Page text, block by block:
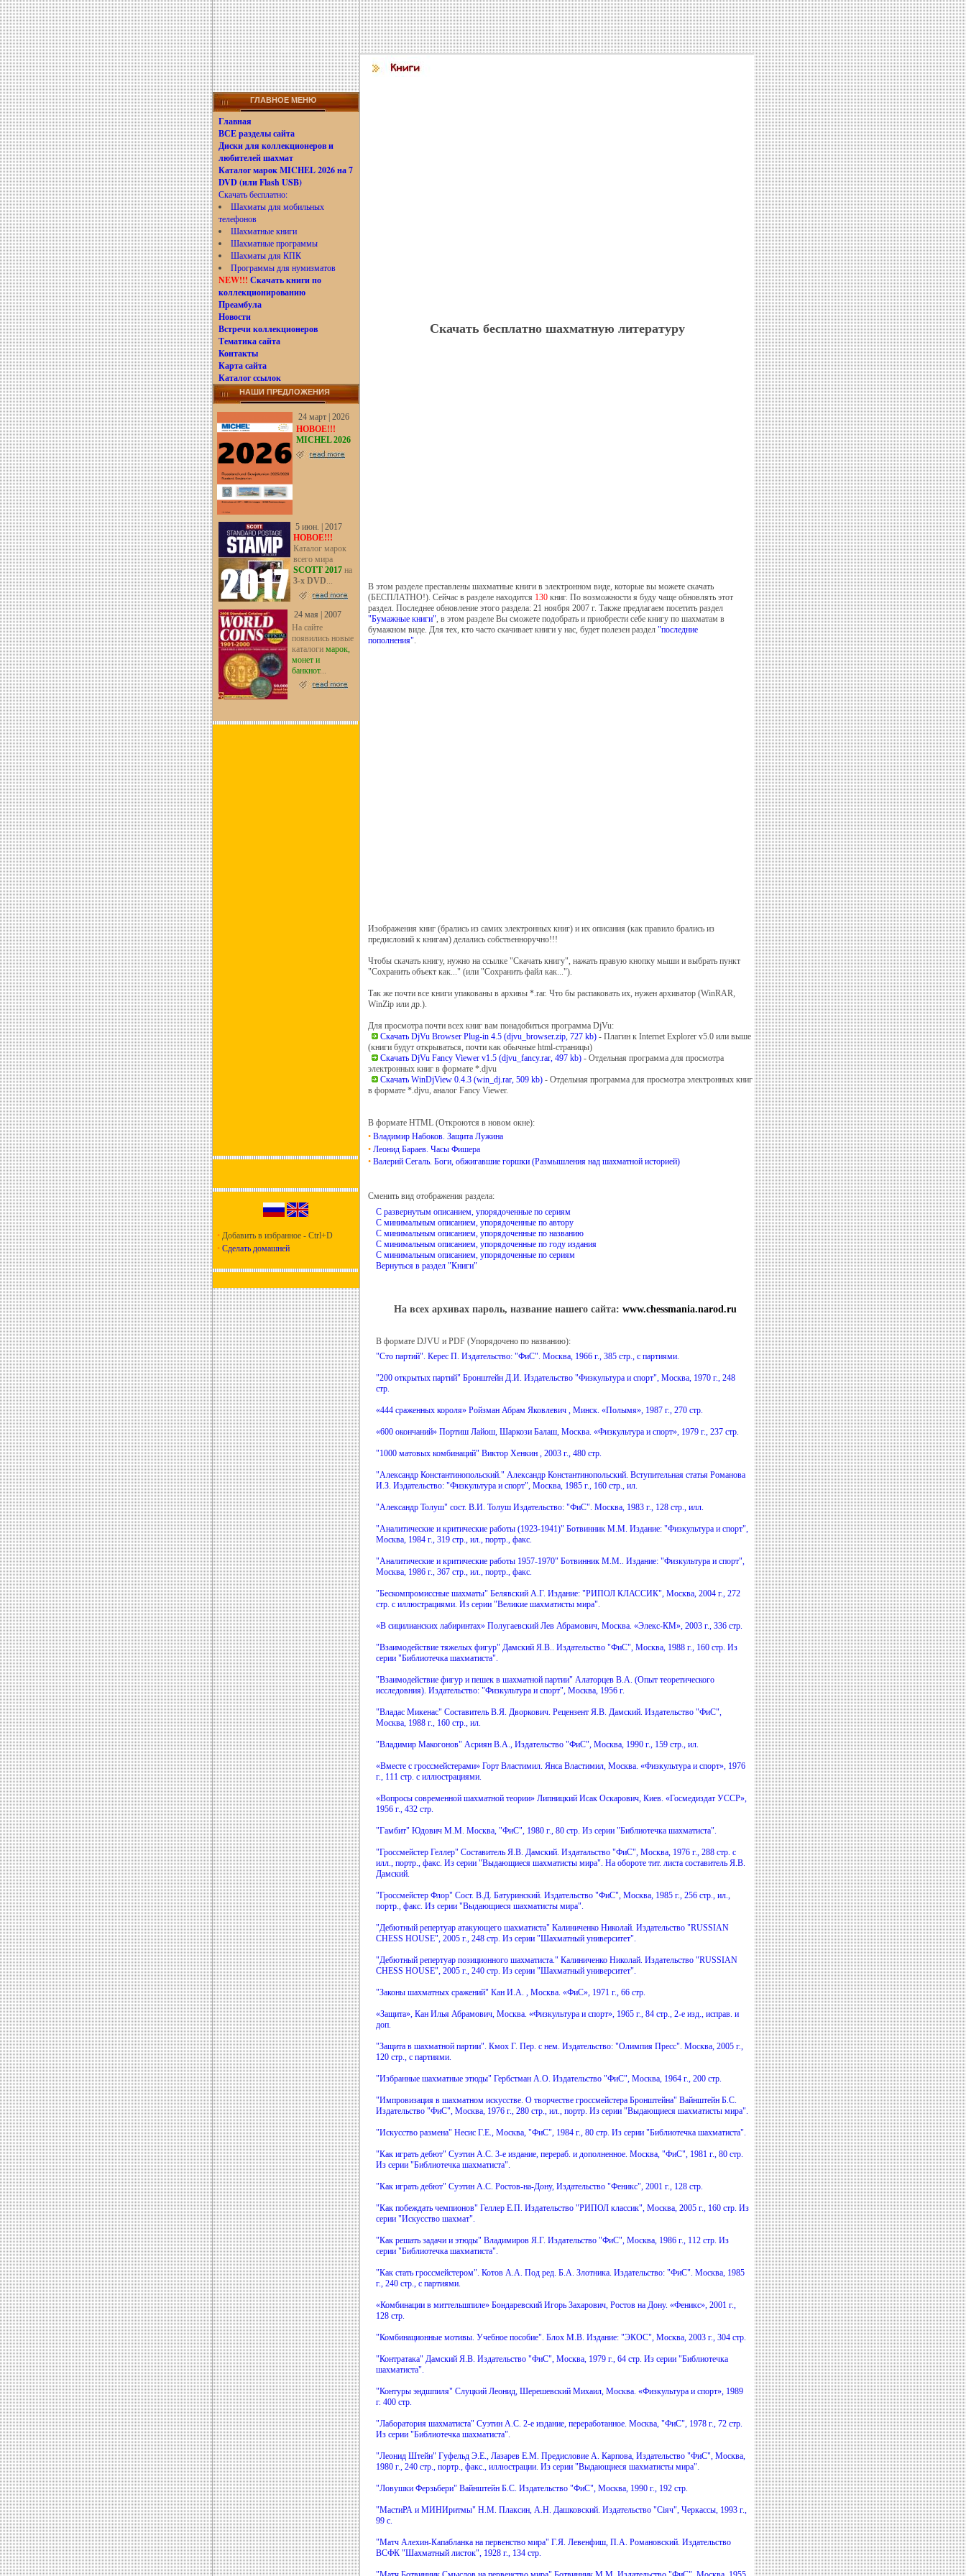
ГЛАВНОЕ МЕНЮ
Главная
ВСЕ разделы сайта
Диски для коллекционеров и
любителей шахмат
Каталог марок MICHEL 2026 на 7
DVD (или Flash USB)
Скачать бесплатно:
Шахматы для мобильных
телефонов
Шахматные книги
Шахматные программы
Шахматы для КПК
Программы для нумизматов
NEW!!! Скачать книги по
коллекционированию
Преамбула
Новости
Встречи коллекционеров
Тематика сайта
Контакты
Карта сайта
Каталог ссылок
НАШИ ПРЕДЛОЖЕНИЯ
24 март | 2026
НОВОЕ!!!
MICHEL 2026
5 июн. | 2017
НОВОЕ!!!
Каталог марок
всего мира
SCOTT 2017на
3-х DVD...
24 мая | 2007
На сайте
появились новые
каталогимарок,
монет и
банкнот...
• Добавить в избранное - Ctrl+D
• Сделать домашней
Скачать бесплатно шахматную литературу
В этом разделе преставлены шахматные книги в электронном виде, которые вы можете скачать
(БЕСПЛАТНО!). Сейчас в разделе находится 130 книг. По возможности я буду чаще обновлять этот
раздел. Последнее обновление этого раздела: 21 ноября 2007 г. Также предлагаем посетить раздел
"Бумажные книги", в этом разделе Вы сможете подобрать и приобрести себе книгу по шахматам в
бумажном виде. Для тех, кто часто скачивает книги у нас, будет полезен раздел"последние
пополнения".
Изображения книг (брались из самих электронных книг) и их описания (как правило брались из
предисловий к книгам) делались собственноручно!!!
Чтобы скачать книгу, нужно на ссылке "Скачать книгу", нажать правую кнопку мыши и выбрать пункт
"Сохранить объект как..." (или "Сохранить файл как...").
Так же почти все книги упакованы в архивы *.rar. Что бы распаковать их, нужен архиватор (WinRAR,
WinZip или др.).
Для просмотра почти всех книг вам понадобиться программа DjVu:
Скачать DjVu Browser Plug-in 4.5 (djvu_browser.zip, 727 kb) - Плагин к Internet Explorer v5.0 или выше
(книги будут открываться, почти как обычные html-страницы)
Скачать DjVu Fancy Viewer v1.5 (djvu_fancy.rar, 497 kb) - Отдельная программа для просмотра
электронных книг в формате *.djvu
Скачать WinDjView 0.4.3 (win_dj.rar, 509 kb) - Отдельная программа для просмотра электронных книг
в формате *.djvu, аналог Fancy Viewer.
В формате HTML (Откроются в новом окне):
• Владимир Набоков. Защита Лужина
• Леонид Бараев. Часы Фишера
• Валерий Сегаль. Боги, обжигавшие горшки (Размышления над шахматной историей)
Сменить вид отображения раздела:
С развернутым описанием, упорядоченные по сериям
С минимальным описанием, упорядоченные по автору
С минимальным описанием, упорядоченные по названию
С минимальным описанием, упорядоченные по году издания
С минимальным описанием, упорядоченные по сериям
Вернуться в раздел "Книги"
На всех архивах пароль, название нашего сайта: www.chessmania.narod.ru
В формате DJVU и PDF (Упорядочено по названию):
"Сто партий". Керес П. Издательство: "ФиС". Москва, 1966 г., 385 стр., с партиями.
"200 открытых партий" Бронштейн Д.И. Издательство "Физкультура и спорт", Москва, 1970 г., 248
стр.
«444 сраженных короля» Ройзман Абрам Яковлевич , Минск. «Полымя», 1987 г., 270 стр.
«600 окончаний» Портиш Лайош, Шаркози Балаш, Москва. «Физкультура и спорт», 1979 г., 237 стр.
"1000 матовых комбинаций" Виктор Хенкин , 2003 г., 480 стр.
"Александр Константинопольский." Александр Константинопольский. Вступительная статья Романова
И.З. Издательство: "Физкультура и спорт", Москва, 1985 г., 160 стр., ил.
"Александр Толуш" сост. В.И. Толуш Издательство: "ФиС". Москва, 1983 г., 128 стр., илл.
"Аналитические и критические работы (1923-1941)" Ботвинник М.М. Издание: "Физкультура и спорт",
Москва, 1984 г., 319 стр., ил., портр., факс.
"Аналитические и критические работы 1957-1970" Ботвинник М.М.. Издание: "Физкультура и спорт",
Москва, 1986 г., 367 стр., ил., портр., факс.
"Бескомпромиссные шахматы" Белявский А.Г. Издание: "РИПОЛ КЛАССИК", Москва, 2004 г., 272
стр. с иллюстрациями. Из серии "Великие шахматисты мира".
«В сицилианских лабиринтах» Полугаевский Лев Абрамович, Москва. «Элекс-КМ», 2003 г., 336 стр.
"Взаимодействие тяжелых фигур" Дамский Я.В.. Издательство "ФиС", Москва, 1988 г., 160 стр. Из
серии "Библиотечка шахматиста".
"Взаимодействие фигур и пешек в шахматной партии" Алаторцев В.А. (Опыт теоретического
исследовния). Издательство: "Физкультура и спорт", Москва, 1956 г.
"Владас Микенас" Составитель В.Я. Дворкович. Рецензент Я.В. Дамский. Издательство "ФиС",
Москва, 1988 г., 160 стр., ил.
"Владимир Макогонов" Асриян В.А., Издательство "ФиС", Москва, 1990 г., 159 стр., ил.
«Вместе с гроссмейстерами» Горт Властимил. Янса Властимил, Москва. «Физкультура и спорт», 1976
г., 111 стр. с иллюстрациями.
«Вопросы современной шахматной теории» Липницкий Исак Оскарович, Киев. «Госмедиздат УССР»,
1956 г., 432 стр.
"Гамбит" Юдович М.М. Москва, "ФиС", 1980 г., 80 стр. Из серии "Библиотечка шахматиста".
"Гроссмейстер Геллер" Составитель Я.В. Дамский. Издатальство "ФиС", Москва, 1976 г., 288 стр. с
илл., портр., факс. Из серии "Выдающиеся шахматисты мира". На обороте тит. листа составитель Я.В.
Дамский.
"Гроссмейстер Флор" Сост. В.Д. Батуринский. Издательство "ФиС", Москва, 1985 г., 256 стр., ил.,
портр., факс. Из серии "Выдающиеся шахматисты мира".
"Дебютный репертуар атакующего шахматиста" Калиниченко Николай. Издательство "RUSSIAN
CHESS HOUSE", 2005 г., 248 стр. Из серии "Шахматный университет".
"Дебютный репертуар позиционного шахматиста." Калиниченко Николай. Издательство "RUSSIAN
CHESS HOUSE", 2005 г., 240 стр. Из серии "Шахматный университет".
"Законы шахматных сражений" Кан И.А. , Москва. «ФиС», 1971 г., 66 стр.
«Защита», Кан Илья Абрамович, Москва. «Физкультура и спорт», 1965 г., 84 стр., 2-е изд., исправ. и
доп.
"Защита в шахматной партии". Кмох Г. Пер. с нем. Издательство: "Олимпия Пресс". Москва, 2005 г.,
120 стр., с партиями.
"Избранные шахматные этюды" Гербстман А.О. Издательство "ФиС", Москва, 1964 г., 200 стр.
"Импровизация в шахматном искусстве. О творчестве гроссмейстера Бронштейна" Вайнштейн Б.С.
Издательство "ФиС", Москва, 1976 г., 280 стр., ил., портр. Из серии "Выдающиеся шахматисты мира".
"Искусство размена" Несис Г.Е., Москва, "ФиС", 1984 г., 80 стр. Из серии "Библиотечка шахматиста".
"Как играть дебют" Суэтин А.С. 3-е издание, перераб. и дополненное. Москва, "ФиС", 1981 г., 80 стр.
Из серии "Библиотечка шахматиста".
"Как играть дебют" Суэтин А.С. Ростов-на-Дону, Издательство "Феникс", 2001 г., 128 стр.
"Как побеждать чемпионов" Геллер Е.П. Издательство "РИПОЛ классик", Москва, 2005 г., 160 стр. Из
серии "Искусство шахмат".
"Как решать задачи и этюды" Владимиров Я.Г. Издательство "ФиС", Москва, 1986 г., 112 стр. Из
серии "Библиотечка шахматиста".
"Как стать гроссмейстером". Котов А.А. Под ред. Б.А. Злотника. Издательство: "ФиС". Москва, 1985
г., 240 стр., с партиями.
«Комбинации в миттельшпиле» Бондаревский Игорь 3ахарович, Ростов на Дону. «Феникс», 2001 г.,
128 стр.
"Комбинационные мотивы. Учебное пособие". Блох М.В. Издание: "ЭКОС", Москва, 2003 г., 304 стр.
"Контратака" Дамский Я.В. Издательство "ФиС", Москва, 1979 г., 64 стр. Из серии "Библиотечка
шахматиста".
"Контуры эндшпиля" Слуцкий Леонид, Шерешевский Михаил, Москва. «Физкультура и спорт», 1989
г. 400 стр.
"Лаборатория шахматиста" Суэтин А.С. 2-е издание, переработанное. Москва, "ФиС", 1978 г., 72 стр.
Из серии "Библиотечка шахматиста".
"Леонид Штейн" Гуфельд Э.Е., Лазарев Е.М. Предисловие А. Карпова, Издательство "ФиС", Москва,
1980 г., 240 стр., портр., факс., иллюстрации. Из серии "Выдающиеся шахматисты мира".
"Ловушки Ферзьбери" Вайнштейн Б.С. Издательство "ФиС", Москва, 1990 г., 192 стр.
"МастиРА и МИНИритмы" Н.М. Плаксин, А.Н. Дашковский. Издательство "Сiяч", Черкассы, 1993 г.,
99 с.
"Матч Алехин-Капабланка на первенство мира" Г.Я. Левенфиш, П.А. Романовский. Издательство
ВСФК "Шахматный листок", 1928 г., 134 стр.